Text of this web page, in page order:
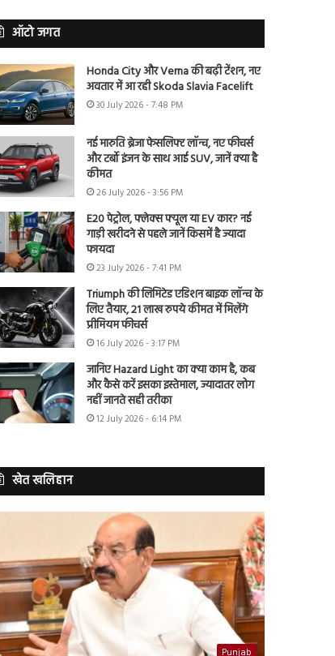
ऑटो जगत
Honda City और Verna की बढ़ी टेंशन, नए
अवतार में आ रही Skoda Slavia Facelift
30 July 2026 - 7:48 PM
नई मारुति ब्रेजा फेसलिफ्ट लॉन्च, नए फीचर्स
और टर्बो इंजन के साथ आई SUV, जानें क्या है
कीमत
26 July 2026 - 3:56 PM
E20 पेट्रोल, फ्लेक्स फ्यूल या EV कार? नई
गाड़ी खरीदने से पहले जानें किसमें है ज्यादा
फायदा
23 July 2026 - 7:41 PM
Triumph की लिमिटेड एडिशन बाइक लॉन्च के
लिए तैयार, 21 लाख रुपये कीमत में मिलेंगे
प्रीमियम फीचर्स
16 July 2026 - 3:17 PM
जानिए Hazard Light का क्या काम है, कब
और कैसे करें इसका इस्तेमाल, ज्यादातर लोग
नहीं जानते सही तरीका
12 July 2026 - 6:14 PM
खेत खलिहान
Punjab